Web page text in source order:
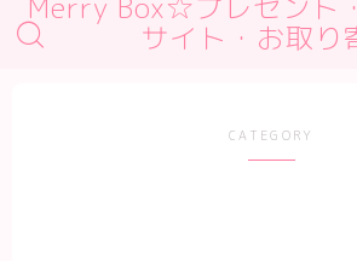
サイト・お取り
デモプリセット記事 #2CATEGORY